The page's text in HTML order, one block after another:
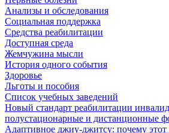
Анализы и обследования
Социальная поддержка
Средства реабилитации
Доступная среда
Жемчужина мысли
История одного события
Здоровье
Льготы и пособия
Список учебных заведений
Новый стандарт реабилитации
полустационарные и дистанционные
Адаптивное джиу-джитсу: почему этот